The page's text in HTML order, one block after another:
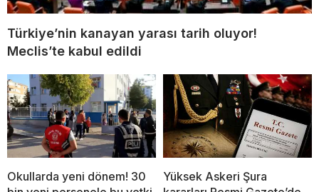
Türkiye’nin kanayan yarası tarih oluyor!
Meclis’te kabul edildi
Okullarda yeni dönem! 30
Yüksek Askeri Şura